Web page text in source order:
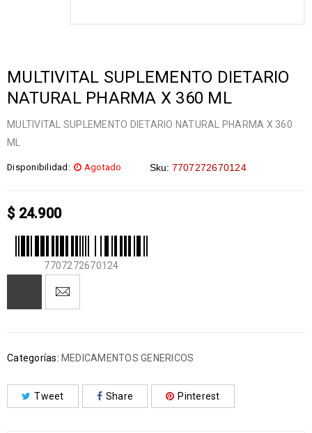
MULTIVITAL SUPLEMENTO DIETARIO
NATURAL PHARMA X 360 ML
MULTIVITAL SUPLEMENTO DIETARIO NATURAL PHARMA X 360
ML
Disponibilidad: Agotado Sku: 7707272670124
$24.900
7707272670124
Categorías: MEDICAMENTOS GENERICOS
Tweet Share Pinterest